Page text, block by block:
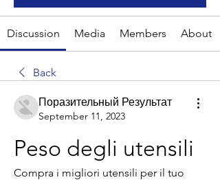
Discussion Media Members About
Back
Поразительный Результат
September 11, 2023
Peso degli utensili
Compra i migliori utensili per il tuo